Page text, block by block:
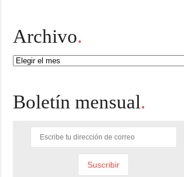
Archivo.
Archivo
Boletín mensual.